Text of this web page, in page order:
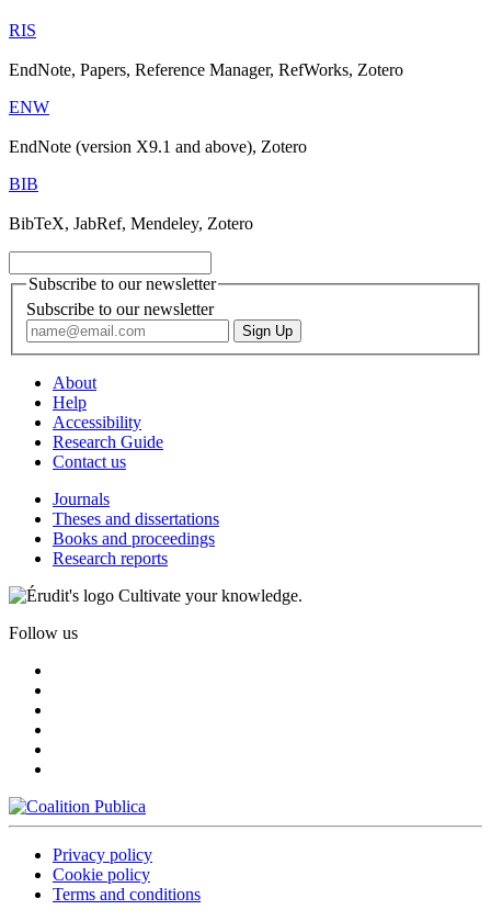
RIS
EndNote, Papers, Reference Manager, RefWorks, Zotero
ENW
EndNote (version X9.1 and above), Zotero
BIB
BibTeX, JabRef, Mendeley, Zotero
Subscribe to our newsletter
Subscribe to our newsletter
About
Help
Accessibility
Research Guide
Contact us
Journals
Theses and dissertations
Books and proceedings
Research reports
Cultivate your knowledge.
Follow us
Privacy policy
Cookie policy
Terms and conditions